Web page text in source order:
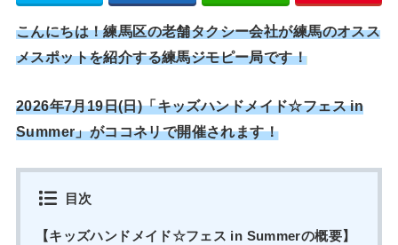
こんにちは！練馬区の老舗タクシー会社が練馬のオスス
メスポットを紹介する練馬ジモピー局です！
2026年7月19日(日)「キッズハンドメイド☆フェス in
Summer」がココネリで開催されます！
目次
【キッズハンドメイド☆フェス in Summerの概要】